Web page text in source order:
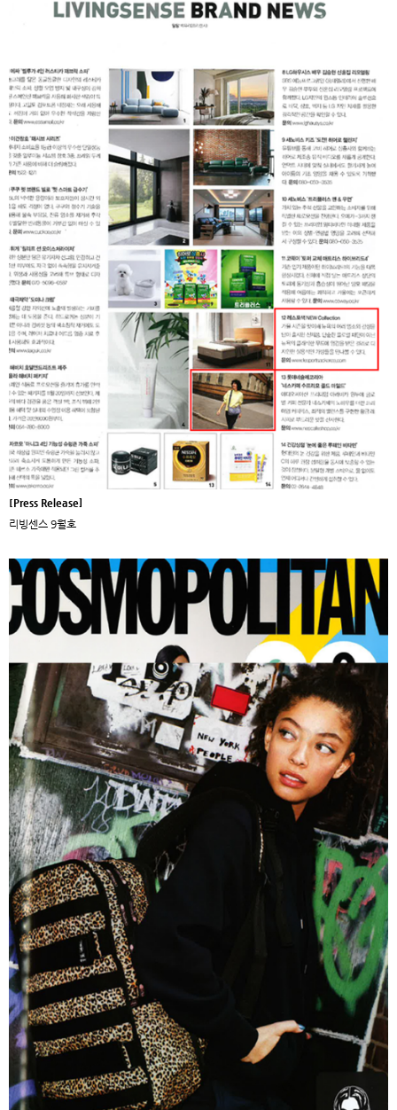
[Press Release]
리빙센스 9월호